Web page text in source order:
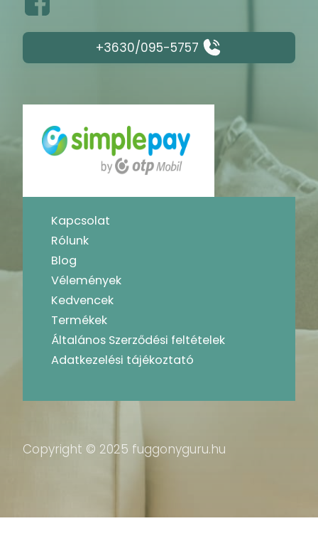
+3630/095-5757
Kapcsolat
Rólunk
Blog
Vélemények
Kedvencek
Termékek
Általános Szerződési feltételek
Adatkezelési tájékoztató
Copyright © 2025 fuggonyguru.hu